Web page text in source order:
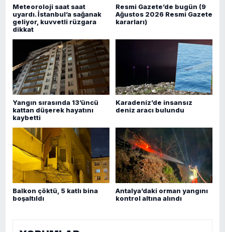
Meteoroloji saat saat
uyardı. İstanbul’a sağanak
geliyor, kuvvetli rüzgara
dikkat
Resmi Gazete’de bugün (9
Ağustos 2026 Resmi Gazete
kararları)
Yangın sırasında 13’üncü
kattan düşerek hayatını
kaybetti
Karadeniz’de insansız
deniz aracı bulundu
Balkon çöktü, 5 katlı bina
boşaltıldı
Antalya’daki orman yangını
kontrol altına alındı